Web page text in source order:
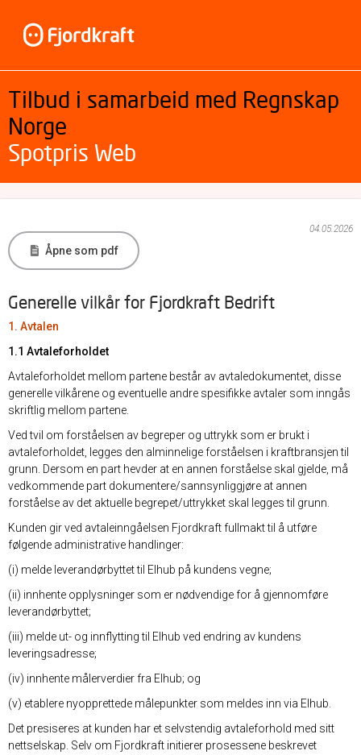
Tilbud i samarbeid med Regnskap
Norge
Spotpris Web
Åpne som pdf
04.05.2026
Generelle vilkår for Fjordkraft Bedrift
1. Avtalen
1.1 Avtaleforholdet
Avtaleforholdet mellom partene består av avtaledokumentet, disse
generelle vilkårene og eventuelle andre spesifikke avtaler som inngås
skriftlig mellom partene.
Ved tvil om forståelsen av begreper og uttrykk som er brukt i
avtaleforholdet, legges den alminnelige forståelsen i kraftbransjen til
grunn. Dersom en part hevder at en annen forståelse skal gjelde, må
vedkommende part dokumentere/sannsynliggjøre at annen
forståelse av det aktuelle begrepet/uttrykket skal legges til grunn.
Kunden gir ved avtaleinngåelsen Fjordkraft fullmakt til å utføre
følgende administrative handlinger:
(i) melde leverandørbyttet til Elhub på kundens vegne;
(ii) innhente opplysninger som er nødvendige for å gjennomføre
leverandørbyttet;
(iii) melde ut- og innflytting til Elhub ved endring av kundens
leveringsadresse;
(iv) innhente målerverdier fra Elhub; og
(v) etablere nyopprettede målepunkter som meldes inn via Elhub.
Det presiseres at kunden har et selvstendig avtaleforhold med sitt
nettselskap. Selv om Fjordkraft initierer prosessene beskrevet